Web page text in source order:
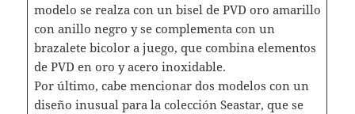
modelo se realza con un bisel de PVD oro amarillo
con anillo negro y se complementa con un
brazalete bicolor a juego, que combina elementos
de PVD en oro y acero inoxidable.
Por último, cabe mencionar dos modelos con un
diseño inusual para la colección Seastar, que se